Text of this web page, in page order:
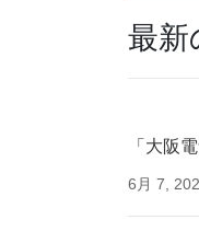
最新
「大阪
6月 7,